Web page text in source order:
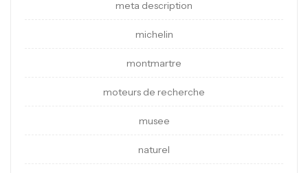
meta description
michelin
montmartre
moteurs de recherche
musee
naturel